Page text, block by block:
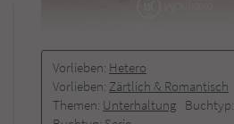
Vorlieben: Hetero
Vorlieben: Zärtlich & Romantisch
Themen: Unterhaltung Buchtyp: